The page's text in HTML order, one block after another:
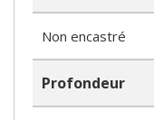
Non encastré
Profondeur